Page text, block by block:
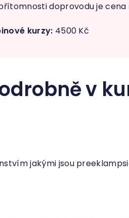
doprovodu je cena
kurzy: 4500 Kč
v
jakými jsou